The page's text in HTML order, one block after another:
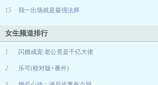
15 我一出场就是最强法师
女生频道排行
1 闪婚成宠:老公竟是千亿大佬
2 乐可(校对版+番外)